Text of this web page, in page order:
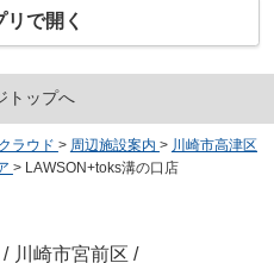
で開く
トップへ
ラウド > 周辺施設案内 > 川崎市高津区
> LAWSON+toks溝の口店
/ 川崎市宮前区 /